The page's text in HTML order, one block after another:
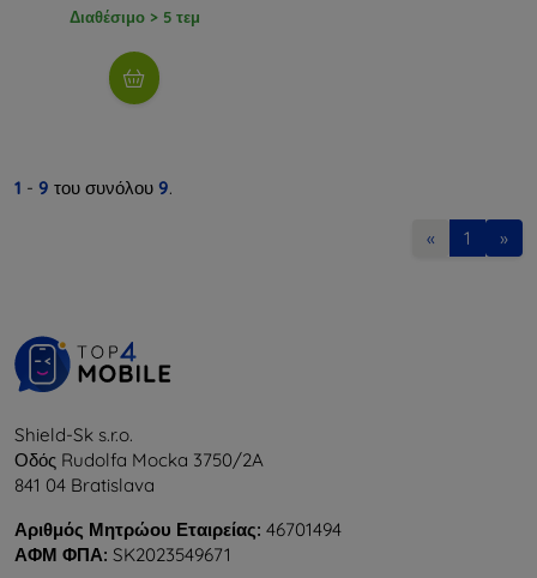
Διαθέσιμο > 5 τεμ
1 - 9 του συνόλου 9.
« 1 »
Shield-Sk s.r.o.
Οδός Rudolfa Mocka 3750/2A
841 04 Bratislava
Αριθμός Μητρώου Εταιρείας: 46701494
ΑΦΜ ΦΠΑ: SK2023549671